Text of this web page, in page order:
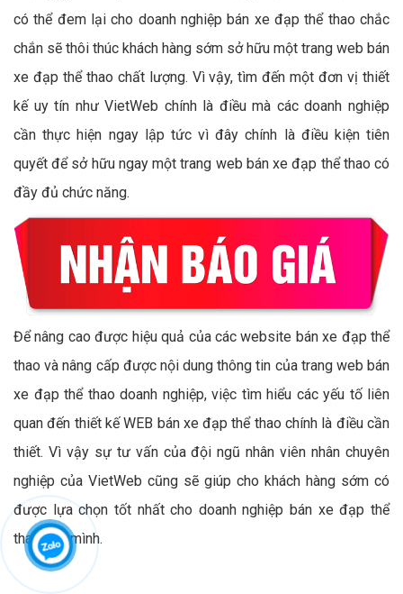
có thể đem lại cho doanh nghiệp bán xe đạp thể thao chắc
chắn sẽ thôi thúc khách hàng sớm sở hữu một trang web bán
xe đạp thể thao chất lượng. Vì vậy, tìm đến một đơn vị thiết
kế uy tín như VietWeb chính là điều mà các doanh nghiệp
cần thực hiện ngay lập tức vì đây chính là điều kiện tiên
quyết để sở hữu ngay một trang web bán xe đạp thể thao có
đầy đủ chức năng.
Để nâng cao được hiệu quả của các website bán xe đạp thể
thao và nâng cấp được nội dung thông tin của trang web bán
xe đạp thể thao doanh nghiệp, việc tìm hiểu các yếu tố liên
quan đến thiết kế WEB bán xe đạp thể thao chính là điều cần
thiết. Vì vậy sự tư vấn của đội ngũ nhân viên nhân chuyên
nghiệp của VietWeb cũng sẽ giúp cho khách hàng sớm có
được lựa chọn tốt nhất cho doanh nghiệp bán xe đạp thể
thao của mình.